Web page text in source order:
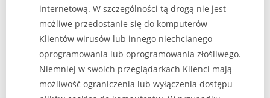
internetową. W szczególności tą drogą nie jest
możliwe przedostanie się do komputerów
Klientów wirusów lub innego niechcianego
oprogramowania lub oprogramowania złośliwego.
Niemniej w swoich przeglądarkach Klienci mają
możliwość ograniczenia lub wyłączenia dostępu